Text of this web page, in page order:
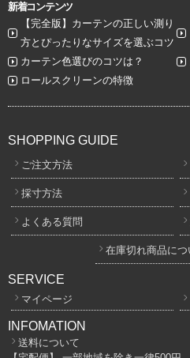
新着コンテンツ
【完全版】カーテンの正しい測り
方とぴったりなサイズを選ぶコツ
カーテン色選びのコツは？
ロールスクリーンの特徴
SHOPPING GUIDE
ご注文方法
採寸方法
よくある質問
在庫切れ商品につ
SERVICE
マイページ
INFOMATION
送料について